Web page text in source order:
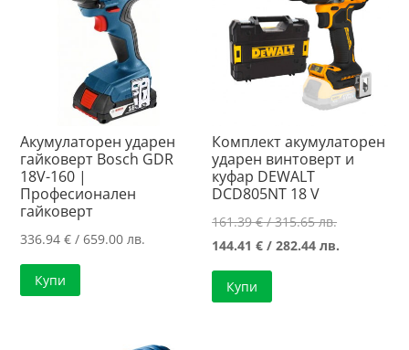
Акумулаторен ударен
гайковерт Bosch GDR
18V-160 |
Професионален
гайковерт
336.94€ / 659.00 лв.
Купи
Комплект акумулаторен
ударен винтоверт и
куфар DEWALT
DCD805NT 18 V
161.39€/ 315.65 лв.Original
price
144.41€ / 282.44 лв.
Купи